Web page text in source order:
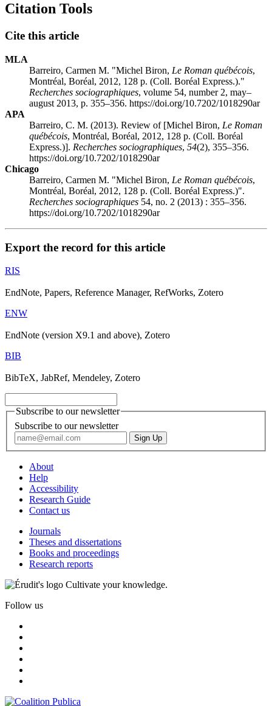
Citation Tools
Cite this article
MLA
Barreiro, Carmen M. "Michel Biron, Le Roman québécois,
Montréal, Boréal, 2012, 128 p. (Coll. Boréal Express.)."
Recherches sociographiques, volume 54, number 2, may–
august 2013, p. 355–356. https://doi.org/10.7202/1018290ar
APA
Barreiro, C. M. (2013). Review of [Michel Biron, Le Roman
québécois, Montréal, Boréal, 2012, 128 p. (Coll. Boréal
Express.)]. Recherches sociographiques, 54(2), 355–356.
https://doi.org/10.7202/1018290ar
Chicago
Barreiro, Carmen M. "Michel Biron, Le Roman québécois,
Montréal, Boréal, 2012, 128 p. (Coll. Boréal Express.)".
Recherches sociographiques 54, no. 2 (2013) : 355–356.
https://doi.org/10.7202/1018290ar
Export the record for this article
RIS
EndNote, Papers, Reference Manager, RefWorks, Zotero
ENW
EndNote (version X9.1 and above), Zotero
BIB
BibTeX, JabRef, Mendeley, Zotero
Subscribe to our newsletter
Subscribe to our newsletter
About
Help
Accessibility
Research Guide
Contact us
Journals
Theses and dissertations
Books and proceedings
Research reports
Cultivate your knowledge.
Follow us